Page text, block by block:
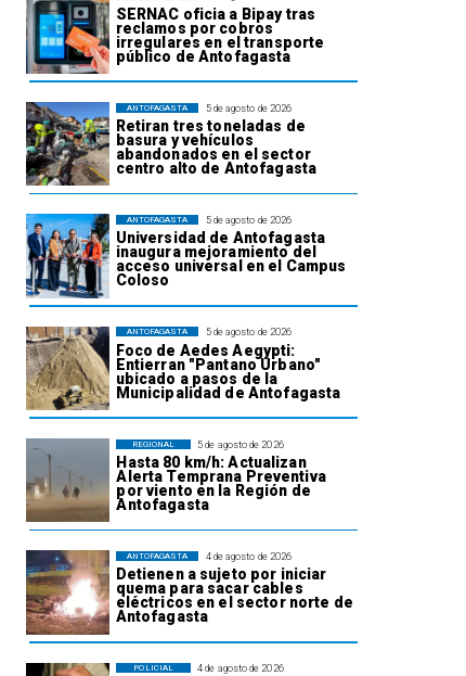
SERNAC oficia a Bipay tras
reclamos por cobros
irregulares en el transporte
público de Antofagasta
5 de agosto de 2026
Retiran tres toneladas de
basura y vehículos
abandonados en el sector
centro alto de Antofagasta
ANTOFAGASTA
5 de agosto de 2026
Universidad de Antofagasta
inaugura mejoramiento del
acceso universal en el Campus
Coloso
ANTOFAGASTA
5 de agosto de 2026
Foco de Aedes Aegypti:
Entierran "Pantano Urbano"
ubicado a pasos de la
Municipalidad de Antofagasta
ANTOFAGASTA
5 de agosto de 2026
Hasta 80 km/h: Actualizan
Alerta Temprana Preventiva
por viento en la Región de
Antofagasta
REGIONAL
4 de agosto de 2026
Detienen a sujeto por iniciar
quema para sacar cables
eléctricos en el sector norte de
Antofagasta
ANTOFAGASTA
4 de agosto de 2026
POLICIAL